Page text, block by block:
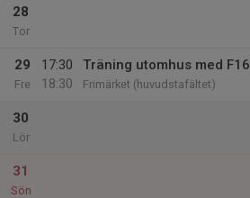
28
Tor
29
Fre
17:30
18:30
Träning utomhus med F16
Frimärket (huvudstafältet)
30
Lör
31
Sön